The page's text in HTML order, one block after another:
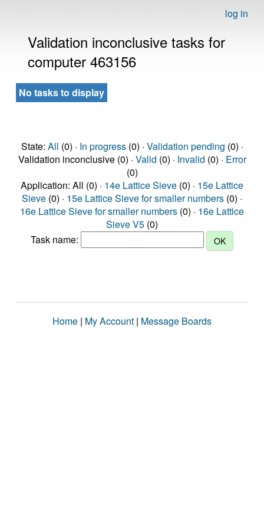
log in
Validation inconclusive tasks for
computer 463156
No tasks to display
State: All (0) · In progress(0) · Validation pending (0) ·
Validation inconclusive (0) · Valid (0) · Invalid (0) · Error
(0)
Application: All (0) · 14e Lattice Sieve (0) · 15e Lattice
Sieve (0) · 15e Lattice Sieve for smaller numbers (0) ·
16e Lattice Sieve for smaller numbers (0) · 16e Lattice
Sieve V5 (0)
Task name:
Home | My Account | Message Boards